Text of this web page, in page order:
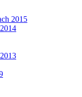
2015